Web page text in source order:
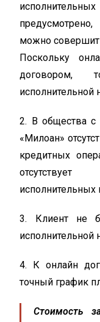
можно
Поскольку
исполнительной
2. В общества с
«Милоан»
кредитных
исполнительных
3. Клиент не
исполнительной
4. К онлайн
точный график
Стоимость